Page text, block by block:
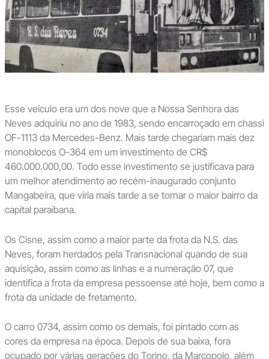
Esse veículo era um dos nove que a Nossa Senhora das
Neves adquiriu no ano de 1983, sendo encarroçado em chassi
OF-1113 da Mercedes-Benz. Mais tarde chegariam mais dez
monoblocos O-364 em um investimento de CR$
460.000.000,00. Todo esse investimento se justificava para
um melhor atendimento ao recém-inaugurado conjunto
Mangabeira, que viria mais tarde a se tornar o maior bairro da
capital paraibana.
Os Cisne, assim como a maior parte da frota da N.S. das
Neves, foram herdados pela Transnacional quando de sua
aquisição, assim como as linhas e a numeração 07, que
identifica a frota da empresa pessoense até hoje, bem como a
frota da unidade de fretamento.
O carro 0734, assim como os demais, foi pintado com as
cores da empresa na época. Depois de sua baixa, fora
ocupado por várias gerações do Torino, da Marcopolo, além